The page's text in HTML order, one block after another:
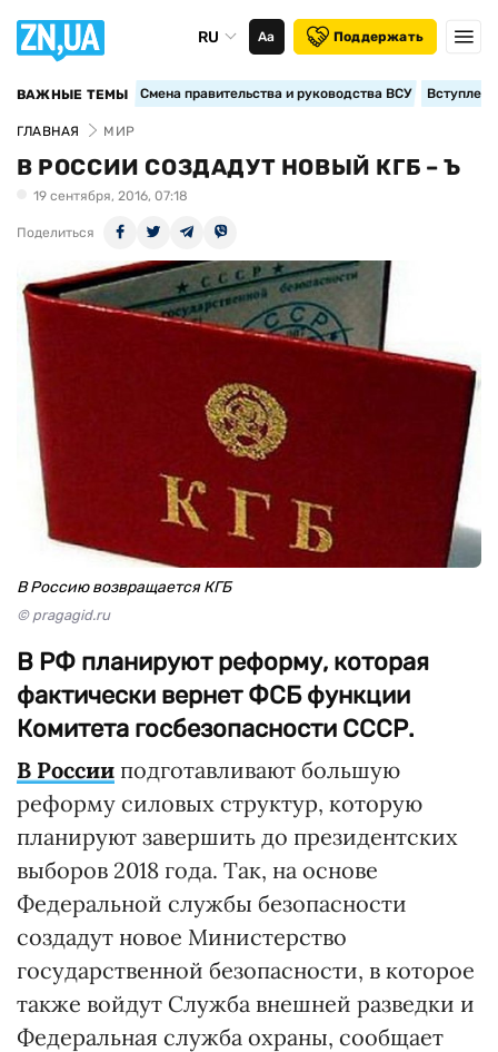
RU Аа Поддержать
ВАЖНЫЕ ТЕМЫ Смена правительства и руководства ВСУ
ГЛАВНАЯ МИР
В РОССИИ СОЗДАДУТ НОВЫЙ КГБ – Ъ
19 сентября, 2016, 07:18
Поделиться
В Россию возвращается КГБ
© pragagid.ru
В РФ планируют реформу, которая
фактически вернет ФСБ функции
Комитета госбезопасности СССР.
В России подготавливают большую
реформу силовых структур, которую
планируют завершить до президентских
выборов 2018 года. Так, на основе
Федеральной службы безопасности
создадут новое Министерство
государственной безопасности, в которое
также войдут Служба внешней разведки и
Федеральная служба охраны, сообщает